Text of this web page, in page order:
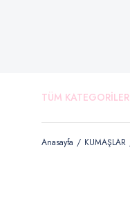
TÜM KATEGORİLER
Anasayfa KUMAŞLAR